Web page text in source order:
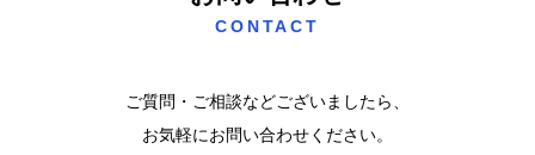
CONTACT
ご質問・ご相談などございましたら、
お気軽にお問い合わせください。